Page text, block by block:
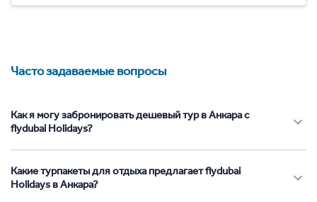
Часто задаваемые вопросы
Как я могу забронировать дешевый тур в Анкара с
flydubai Holidays?
Какие турпакеты для отдыха предлагает flydubai
Holidays в Анкара?